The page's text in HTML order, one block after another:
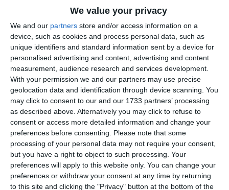
We value your privacy
We and our partners store and/or access information on a
device, such as cookies and process personal data, such as
unique identifiers and standard information sent by a device for
personalised advertising and content, advertising and content
measurement, audience research and services development.
With your permission we and our partners may use precise
geolocation data and identification through device scanning. You
may click to consent to our and our 1733 partners’ processing
as described above. Alternatively you may click to refuse to
consent or access more detailed information and change your
preferences before consenting.
Please note that some
processing of your personal data may not require your consent,
but you have a right to object to such processing. Your
preferences will apply to this website only. You can change your
preferences or withdraw your consent at any time by returning
to this site and clicking the "Privacy" button at the bottom of the
Halep se antrenează, în aşteptarea unui verdict în privinţa accidentării la
gleznă
3367 27 May, 2017 13:42
Primăria Băneasa organizează concurs. Detalii